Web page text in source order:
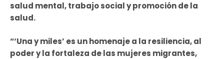
salud mental, trabajo social y promoción de la
salud.
“‘Una y miles’ es un homenaje a la resiliencia, al
poder y la fortaleza de las mujeres migrantes,